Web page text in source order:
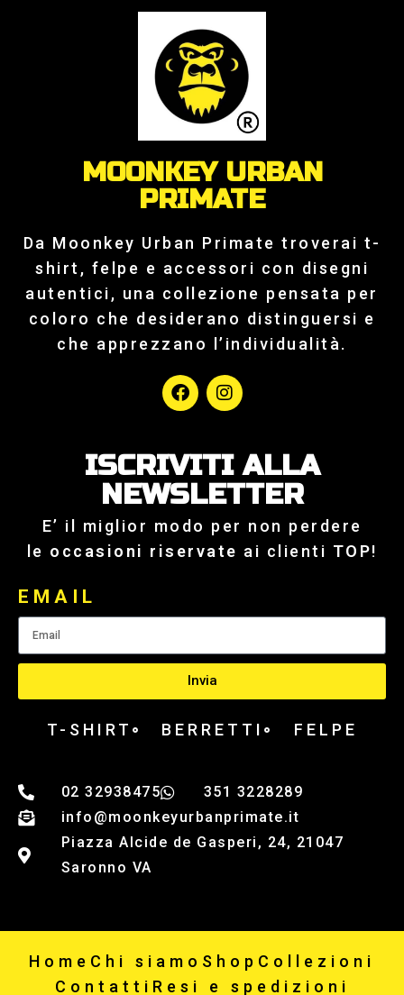
MOONKEY URBAN
PRIMATE
Da Moonkey Urban Primate troverai t-
shirt, felpe e accessori con disegni
autentici, una collezione pensata per
coloro che desiderano distinguersi e
che apprezzano l’individualità.
ISCRIVITI ALLA
NEWSLETTER
E’ il miglior modo per non perdere
le occasioni riservate ai clienti TOP!
EMAIL
Invia
T-SHIRT BERRETTI FELPE
02 32938475
351 3228289
info@moonkeyurbanprimate.it
Piazza Alcide de Gasperi, 24, 21047
Saronno VA
Home Chi siamo Shop Collezioni
Contatti Resi e spedizioni